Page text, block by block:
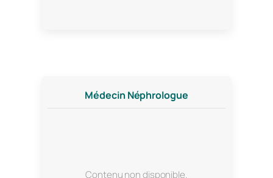
Médecin Néphrologue
Contenu non disponible.